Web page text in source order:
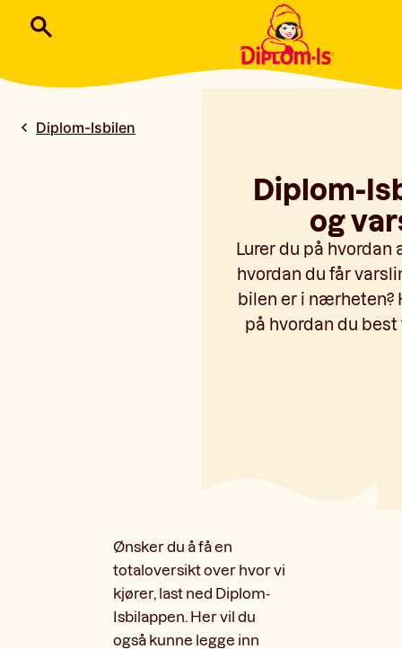
Diplom-Isbilen
Diplom-
og
Lurer du på hvordan
hvordan du får
bilen er i nærheten?
på hvordan du
Ønsker du å få en
totaloversikt over hvor vi
kjører, last ned Diplom-
Isbilappen. Her vil du
også kunne legge inn